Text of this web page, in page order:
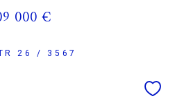
000 €
26 / 3567